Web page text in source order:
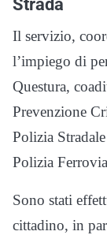
Il servizio,
l’impiego di
Questura,
Prevenzione
Polizia
Polizia
Sono stati
cittadino, in